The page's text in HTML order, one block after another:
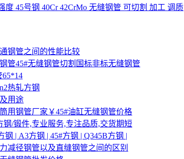
度 45号钢 40Cr 42CrMo 无缝钢管 可切割 加工 调质
钢管之间的性能比较
管45#无缝钢管切割国标非标无缝钢管
65*14
热轧方钢
用途
用钢管厂家￥45#油缸无缝钢管价格
钢/锻件,专业服务,专注品质,交货期短
钢 | A3方钢 | 45#方钢 | Q345B方钢 |
减径钢管以及直缝钢管之间的区别